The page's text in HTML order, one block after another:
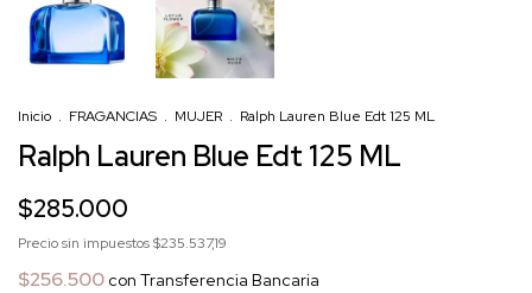
Inicio . FRAGANCIAS . MUJER . Ralph Lauren Blue Edt 125 ML
Ralph Lauren Blue Edt 125 ML
$285.000
Precio sin impuestos$235.537,19
$256.500 con Transferencia Bancaria